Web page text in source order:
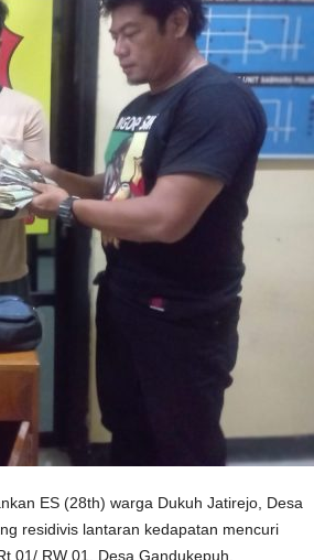
ES (28th) warga Dukuh Jatirejo, Desa
residivis lantaran kedapatan mencuri
01/ RW 01, Desa Gandukepuh,